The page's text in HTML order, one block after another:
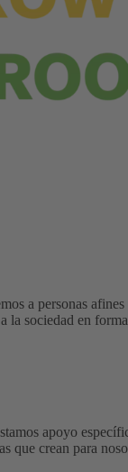
a personas
la sociedad en
apoyo
que crean para